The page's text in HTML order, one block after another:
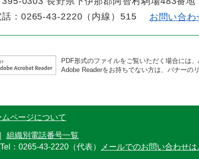
話：0265-43-2220（内線）515 お問い合わ
PDF形式のファイルをご覧いただく場合には
Adobe Readerをお持ちでない方は、バナーの
ムページについて
組織別電話番号一覧
Tel：0265-43-2220（代表） メールでのお問い合わせ